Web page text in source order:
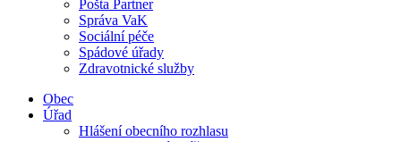
Pošta Partner
Správa VaK
Sociální péče
Spádové úřady
Zdravotnické služby
Obec
Úřad
Hlášení obecního rozhlasu